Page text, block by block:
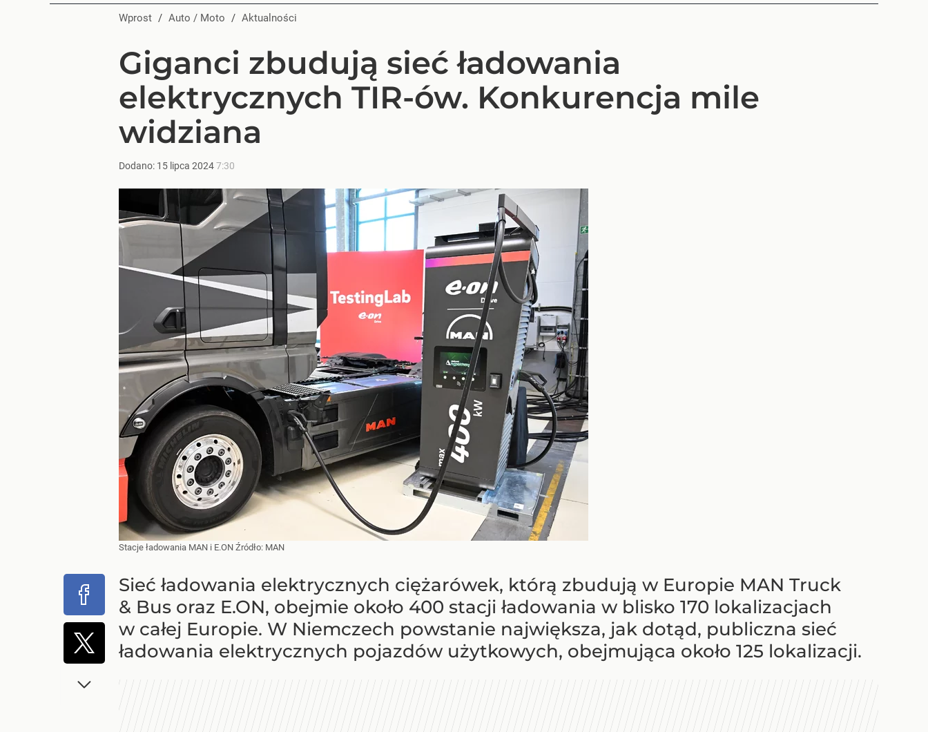
Wprost / Auto / Moto / Aktualności
Giganci zbudują sieć ładowania
elektrycznych TIR-ów. Konkurencja mile
widziana
Dodano: 15 lipca 20247:30
Stacje ładowania MAN i E.ON Źródło: MAN
Sieć ładowania elektrycznych ciężarówek, którą zbudują w Europie MAN Truck
& Bus oraz E.ON, obejmie około 400 stacji ładowania w blisko 170 lokalizacjach
w całej Europie. W Niemczech powstanie największa, jak dotąd, publiczna sieć
ładowania elektrycznych pojazdów użytkowych, obejmująca około 125 lokalizacji.